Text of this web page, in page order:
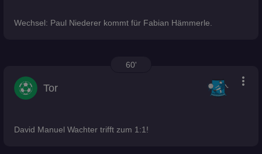
Wechsel: Paul Niederer kommt für Fabian Hämmerle.
60'
Tor more_vert
David Manuel Wachter trifft zum 1:1!